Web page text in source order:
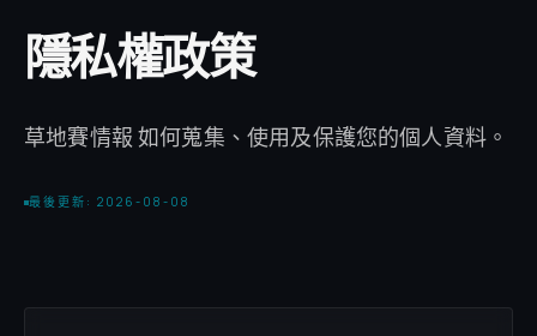
隱私權政策
草地賽情報 如何蒐集、使用及保護您的個人資料。
最後更新: 2026-08-08